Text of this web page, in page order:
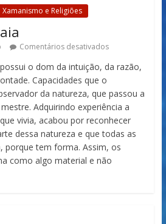
Xamanismo e Religiões
Comentários desativados
o dom da intuição, da razão,
Capacidades que o
da natureza, que passou a
Adquirindo experiência a
vivia, acabou por reconhecer
dessa natureza e que todas as
porque tem forma. Assim, os
como algo material e não